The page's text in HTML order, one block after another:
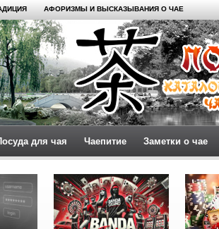
АФОРИЗМЫ И ВЫСКАЗЫВАНИЯ О ЧАЕ
для чая Чаепитие Заметки о чае